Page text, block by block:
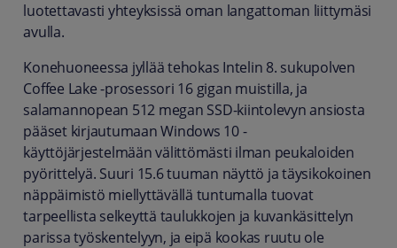
luotettavasti yhteyksissä oman langattoman liittymäsi
avulla.
Konehuoneessa jyllää tehokas Intelin 8. sukupolven
Coffee Lake -prosessori 16 gigan muistilla, ja
salamannopean 512 megan SSD-kiintolevyn ansiosta
pääset kirjautumaan Windows 10 -
käyttöjärjestelmään välittömästi ilman peukaloiden
pyörittelyä. Suuri 15.6 tuuman näyttö ja täysikokoinen
näppäimistö miellyttävällä tuntumalla tuovat
tarpeellista selkeyttä taulukkojen ja kuvankäsittelyn
parissa työskentelyyn, ja eipä kookas ruutu ole